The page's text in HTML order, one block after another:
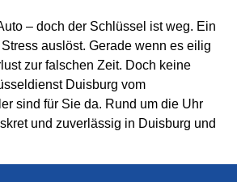
– doch der Schlüssel ist weg. Ein
auslöst. Gerade wenn es eilig
zur falschen Zeit. Doch keine
Duisburg vom
sind für Sie da. Rund um die Uhr
und zuverlässig in Duisburg und